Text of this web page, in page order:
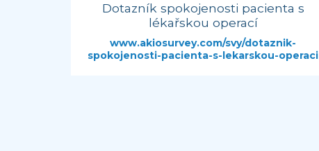
Dotazník spokojenosti pacienta s
lékařskou operací
www.akiosurvey.com/svy/dotaznik-
spokojenosti-pacienta-s-lekarskou-operaci